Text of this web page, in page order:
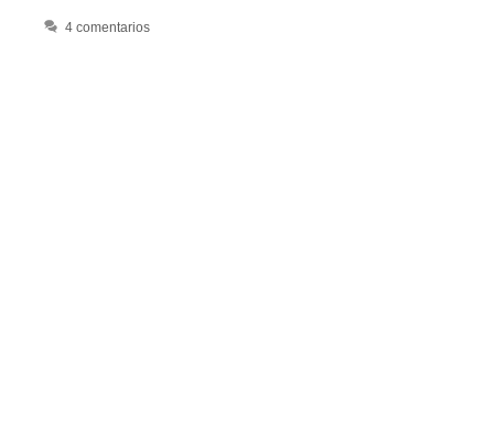
4 comentarios